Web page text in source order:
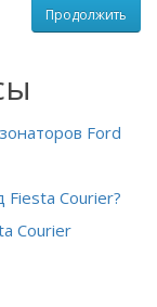
Продолжить
Ford
Courier?
Courier